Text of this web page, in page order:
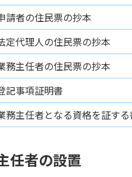
請者の住民票の抄本
定代理人の住民票の抄本
務主任者の住民票の抄本
記事項証明書
務主任者となる資格を証する
任者の設置